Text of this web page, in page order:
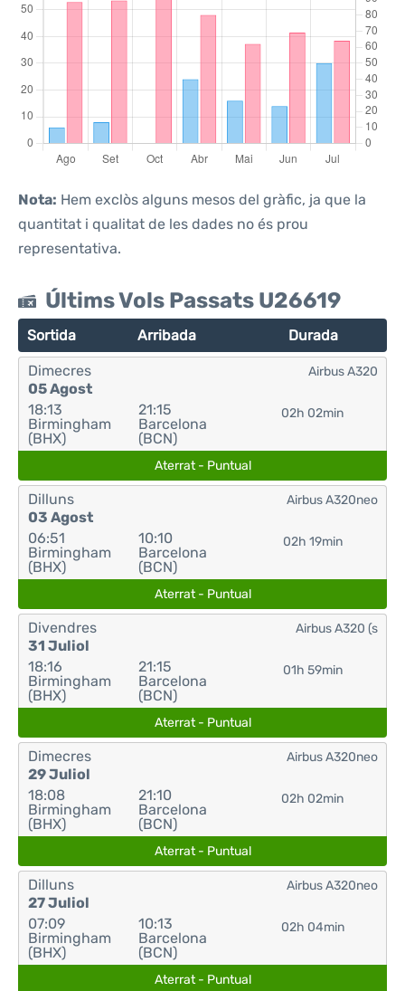
Nota: Hem exclòs alguns mesos del gràfic, ja que la
quantitat i qualitat de les dades no és prou
representativa.
Últims Vols Passats U26619
Sortida Arribada Durada
Dimecres
05 Agost
18:13
Birmingham
(BHX)
21:15
Barcelona
(BCN)
02h 02min
Airbus A320
Aterrat - Puntual
Dilluns
03 Agost
06:51
Birmingham
(BHX)
10:10
Barcelona
(BCN)
02h 19min
Airbus A320neo
Aterrat - Puntual
Divendres
31 Juliol
18:16
Birmingham
(BHX)
21:15
Barcelona
(BCN)
01h 59min
Airbus A320 (s
Aterrat - Puntual
Dimecres
29 Juliol
18:08
Birmingham
(BHX)
21:10
Barcelona
(BCN)
02h 02min
Airbus A320neo
Aterrat - Puntual
Dilluns
27 Juliol
07:09
Birmingham
(BHX)
10:13
Barcelona
(BCN)
02h 04min
Airbus A320neo
Aterrat - Puntual